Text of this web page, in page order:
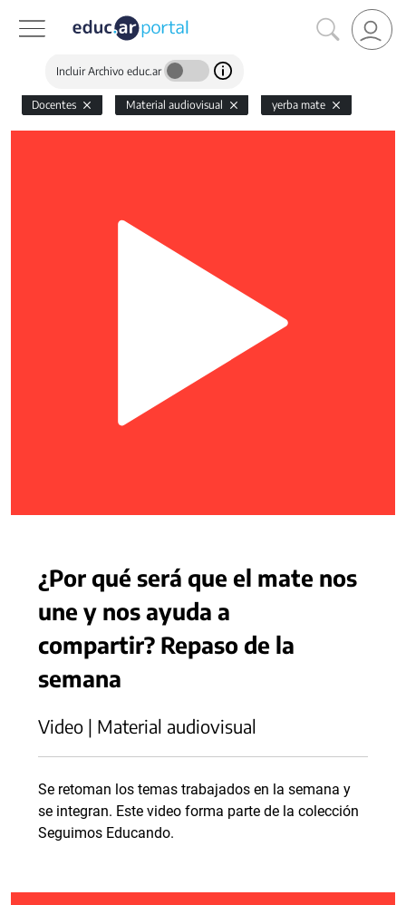
Incluir Archivo educ.ar
Docentes Material audiovisual yerba mate
¿Por qué será que el mate nos
une y nos ayuda a
compartir? Repaso de la
semana
Video | Material audiovisual
Se retoman los temas trabajados en la semana y
se integran. Este video forma parte de la colección
Seguimos Educando.